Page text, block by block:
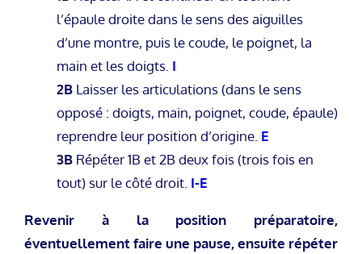
l’épaule droite dans le sens des aiguilles
d’une montre, puis le coude, le poignet, la
main et les doigts. I
2B Laisser les articulations (dans le sens
opposé : doigts, main, poignet, coude, épaule)
reprendre leur position d’origine. E
3B Répéter 1B et 2B deux fois (trois fois en
tout) sur le côté droit. I-E
Revenir à la position préparatoire,
éventuellement faire une pause, ensuite répéter